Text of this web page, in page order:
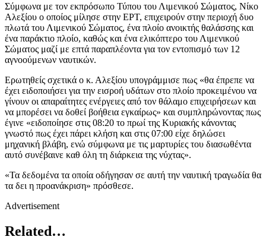
Σύμφωνα με τον εκπρόσωπο Τύπου του Λιμενικού Σώματος, Νίκο
Αλεξίου ο οποίος μίλησε στην ΕΡΤ, επιχειρούν στην περιοχή δυο
πλωτά του Λιμενικού Σώματος, ένα πλοίο ανοικτής θαλάσσης και
ένα παράκτιο πλοίο, καθώς και ένα ελικόπτερο του Λιμενικού
Σώματος μαζί με επτά παραπλέοντα για τον εντοπισμό των 12
αγνοούμενων ναυτικών.
Ερωτηθείς σχετικά ο κ. Αλεξίου υπογράμμισε πως «θα έπρεπε να
έχει ειδοποιήσει για την εισροή υδάτων στο πλοίο προκειμένου να
γίνουν οι απαραίτητες ενέργειες από τον θάλαμο επιχειρήσεων και
να μπορέσει να δοθεί βοήθεια εγκαίρως» και συμπληρώνοντας πως
έγινε «ειδοποίησε στις 08:20 το πρωί της Κυριακής κάνοντας
γνωστό πως έχει πάρει κλήση και στις 07:00 είχε δηλώσει
μηχανική βλάβη, ενώ σύμφωνα με τις μαρτυρίες του διασωθέντα
αυτό συνέβαινε καθ όλη τη διάρκεια της νύχτας».
«Τα δεδομένα τα οποία οδήγησαν σε αυτή την ναυτική τραγωδία θα
τα δει η προανάκριση» πρόσθεσε.
Advertisement
Related…